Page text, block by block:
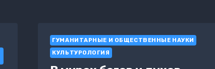
ГУМАНИТАРНЫЕ И ОБЩЕСТВЕННЫЕ НАУКИ
КУЛЬТУРОЛОГИЯ